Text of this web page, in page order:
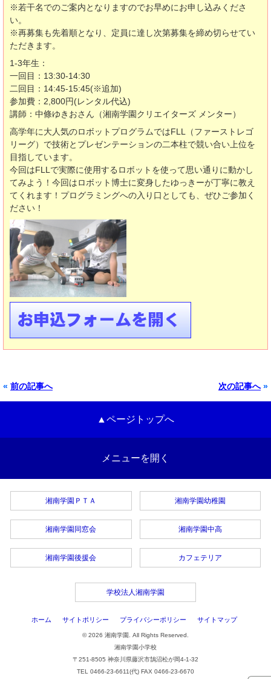
※若干名でのご案内となりますのでお早めにお申し込みくださ
い。
※再募集も先着順となり、定員に達し次第募集を締め切らせてい
ただきます。
1-3年生：
一回目：13:30-14:30
二回目：14:45-15:45(※追加)
参加費：2,800円(レンタル代込)
講師：中條ゆきおさん（湘南学園クリエイターズ メンター）
高学年に大人気のロボットプログラムではFLL（ファーストレゴ
リーグ）で技術とプレゼンテーションの二本柱で競い合い上位を
目指しています。
今回はFLLで実際に使用するロボットを使って思い通りに動かし
てみよう！今回はロボット博士に変身したゆっきーが丁寧に教え
てくれます！プログラミングへの入り口としても、ぜひご参加く
ださい！
« 前の記事へ 次の記事へ»
▲ページトップへ
メニューを開く
湘南学園ＰＴＡ
湘南学園同窓会
湘南学園後援会
湘南学園幼稚園
湘南学園中高
カフェテリア
学校法人湘南学園
ホーム サイトポリシー プライバシーポリシー サイトマップ
© 2026 湘南学園. All Rights Reserved.
湘南学園小学校
〒251-8505 神奈川県藤沢市鵠沼松が岡4-1-32
TEL 0466-23-6611(代) FAX 0466-23-6670